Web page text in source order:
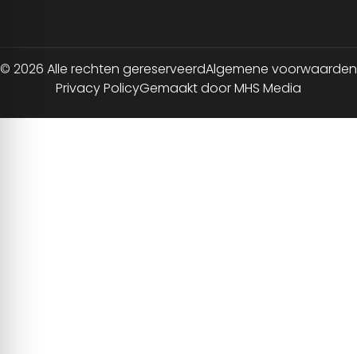
© 2026 Alle rechten gereserveerdAlgemene voorwaarden
Privacy PolicyGemaakt door MHS Media